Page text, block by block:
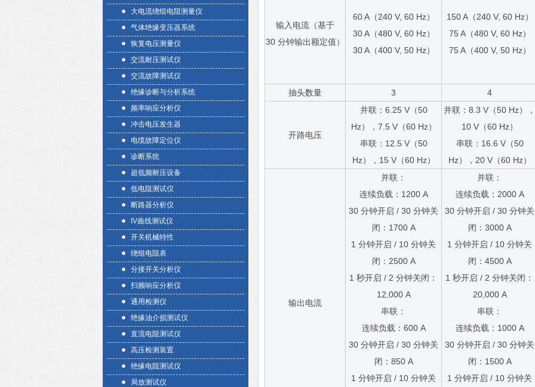
大电流绕组电阻测量仪
气体绝缘变压器系统
恢复电压测量仪
交流耐压测试仪
交流故障测试仪
绝缘诊断与分析系统
频率响应分析仪
冲击电压发生器
电缆故障定位仪
诊断系统
超低频耐压设备
低电阻测试仪
断路器分析仪
IV曲线测试仪
开关机械特性
绕组电阻表
分接开关分析仪
扫频响应分析仪
通用检测仪
绝缘油介损测试仪
直流电阻测试仪
高压检测装置
绝缘电阻测试仪
局放测试仪
输入电流（基于
30 分钟输出额定值）
60 A（240 V, 60 Hz）
30 A（480 V, 60 Hz）
30 A（400 V, 50 Hz）
150 A（240 V, 60 Hz）
75 A（480 V, 60 Hz）
75 A（400 V, 50 Hz）
抽头数量 3 4
开路电压
并联：6.25 V（50
Hz），7.5 V（60 Hz）
串联：12.5 V（50
Hz），15 V（60 Hz）
并联：8.3 V（50 Hz），
10 V（60 Hz）
串联：16.6 V（50
Hz），20 V（60 Hz）
输出电流
并联：
连续负载：1200 A
30 分钟开启 / 30 分钟关
闭：1700 A
1 分钟开启 / 10 分钟关
闭：2500 A
1 秒开启 / 2 分钟关闭：
12,000 A
串联：
连续负载：600 A
30 分钟开启 / 30 分钟关
闭：850 A
1 分钟开启 / 10 分钟关
并联：
连续负载：2000 A
30 分钟开启 / 30 分钟关
闭：3000 A
1 分钟开启 / 10 分钟关
闭：4500 A
1 秒开启 / 2 分钟关闭：
20,000 A
串联：
连续负载：1000 A
30 分钟开启 / 30 分钟关
闭：1500 A
1 分钟开启 / 10 分钟关